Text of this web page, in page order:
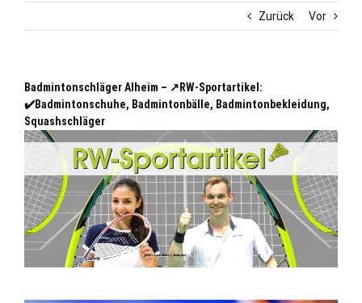
Zurück Vor
Badmintonschläger Alheim – ↗️RW-Sportartikel:
✔️Badmintonschuhe, Badmintonbälle, Badmintonbekleidung,
Squashschläger